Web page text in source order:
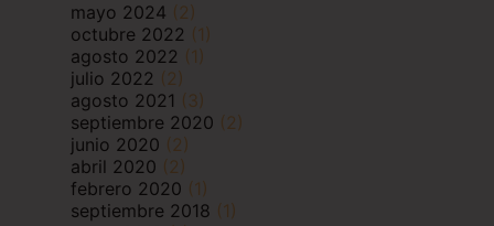
mayo 2024 (2)
octubre 2022 (1)
agosto 2022 (1)
julio 2022 (2)
agosto 2021 (3)
septiembre 2020 (2)
junio 2020 (2)
abril 2020 (2)
febrero 2020 (1)
septiembre 2018 (1)